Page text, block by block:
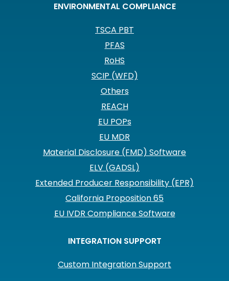
ENVIRONMENTAL COMPLIANCE
TSCA PBT
PFAS
RoHS
SCIP (WFD)
Others
REACH
EU POPs
EU MDR
Material Disclosure (FMD) Software
ELV (GADSL)
Extended Producer Responsibility (EPR)
California Proposition 65
EU IVDR Compliance Software
INTEGRATION SUPPORT
Custom Integration Support